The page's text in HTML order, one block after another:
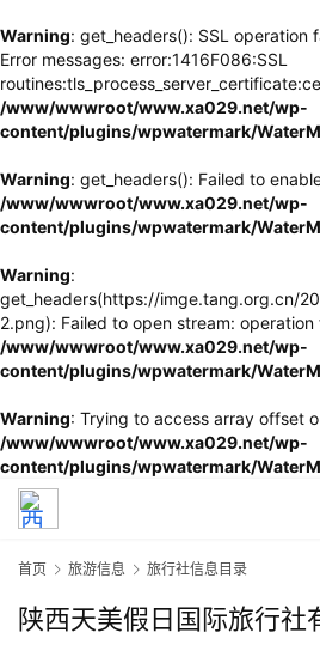
Warning: get_headers(): SSL operation
Error messages: error:1416F086:SSL
/www/wwwroot/www.xa029.net/wp-
content/plugins/wpwatermark/
Warning: get_headers(): Failed to
/www/wwwroot/www.xa029.net/wp-
content/plugins/wpwatermark/
Warning:
get_headers(https://imge.tang.org.cn/
2.png): Failed to open stream: operation
/www/wwwroot/www.xa029.net/wp-
content/plugins/wpwatermark/
Warning: Trying to access array offset
/www/wwwroot/www.xa029.net/wp-
content/plugins/wpwatermark/
首页 旅游信息 旅行社信息目录
陕西天美假日国际旅行社